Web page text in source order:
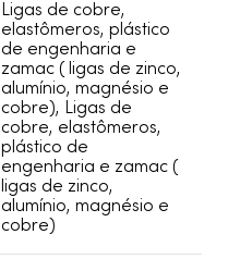
Ligas de cobre,
elastômeros, plástico
de engenharia e
zamac ( ligas de zinco,
alumínio, magnésio e
cobre), Ligas de
cobre, elastômeros,
plástico de
engenharia e zamac (
ligas de zinco,
alumínio, magnésio e
cobre)